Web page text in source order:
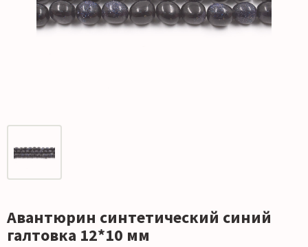
Авантюрин синтетический синий
галтовка 12*10 мм